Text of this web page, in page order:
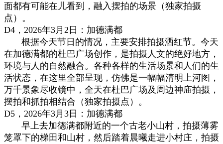
面都有可能在儿看到，融入摆拍的场景（独家拍摄
点）。
D4，2026年3月2日：加德满都
根据今天节日的情况，主要安排拍摄洒红节。今天
在加德满都的杜巴广场创作，是拍摄人文的绝好地方，
环境与人的自然融合。各种各样的生活场景和人们的生
活状态，在这里全部呈现，仿佛是一幅幅清明上河图，
万千景象尽收镜中，全天在杜巴广场及周边神庙拍摄，
摆拍和抓拍相结合（独家拍摄点）。
D5，2026年3月3日：加德满都
早上去加德满都附近的一个古老小山村，拍摄薄雾
笼罩下的梯田和山村，然后踏着晨曦走进小村庄，拍摄